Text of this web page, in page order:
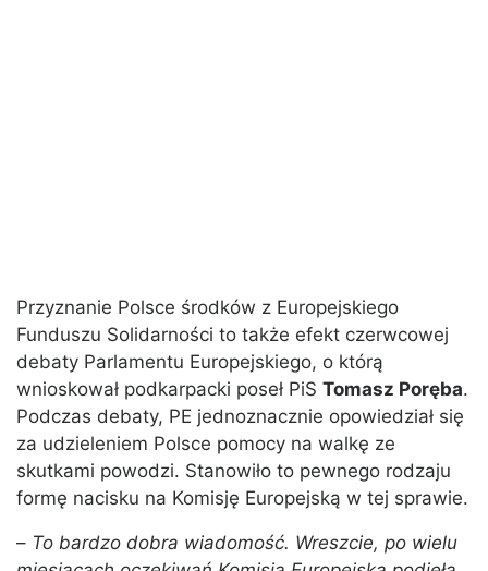
Przyznanie Polsce środków z Europejskiego
Funduszu Solidarności to także efekt czerwcowej
debaty Parlamentu Europejskiego, o którą
wnioskował podkarpacki poseł PiS Tomasz Poręba.
Podczas debaty, PE jednoznacznie opowiedział się
za udzieleniem Polsce pomocy na walkę ze
skutkami powodzi. Stanowiło to pewnego rodzaju
formę nacisku na Komisję Europejską w tej sprawie.
– To bardzo dobra wiadomość. Wreszcie, po wielu